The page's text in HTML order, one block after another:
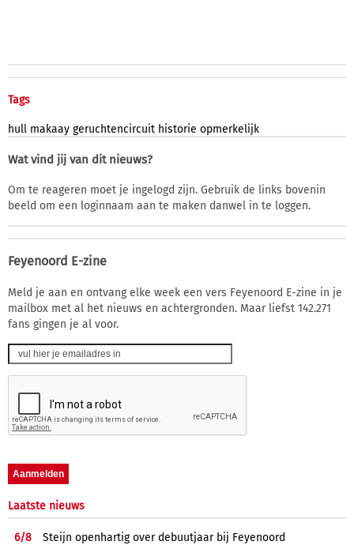
Tags
hull makaay geruchtencircuit historie opmerkelijk
Wat vind jij van dit nieuws?
Om te reageren moet je ingelogd zijn. Gebruik de links bovenin
beeld om een loginnaam aan te maken danwel in te loggen.
Feyenoord E-zine
Meld je aan en ontvang elke week een vers Feyenoord E-zine in je
mailbox met al het nieuws en achtergronden. Maar liefst 142.271
fans gingen je al voor.
Laatste nieuws
6/8
Steijn openhartig over debuutjaar bij Feyenoord